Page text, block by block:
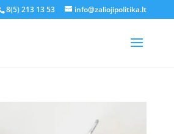
8(5) 213 13 53 info@zaliojipolitika.lt